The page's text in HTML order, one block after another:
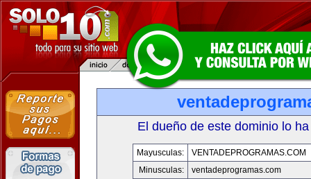
El dueño de este dominio lo
Mayusculas:
VENTADEPROGRAMAS.COM
Minusculas:
ventadeprogramas.com